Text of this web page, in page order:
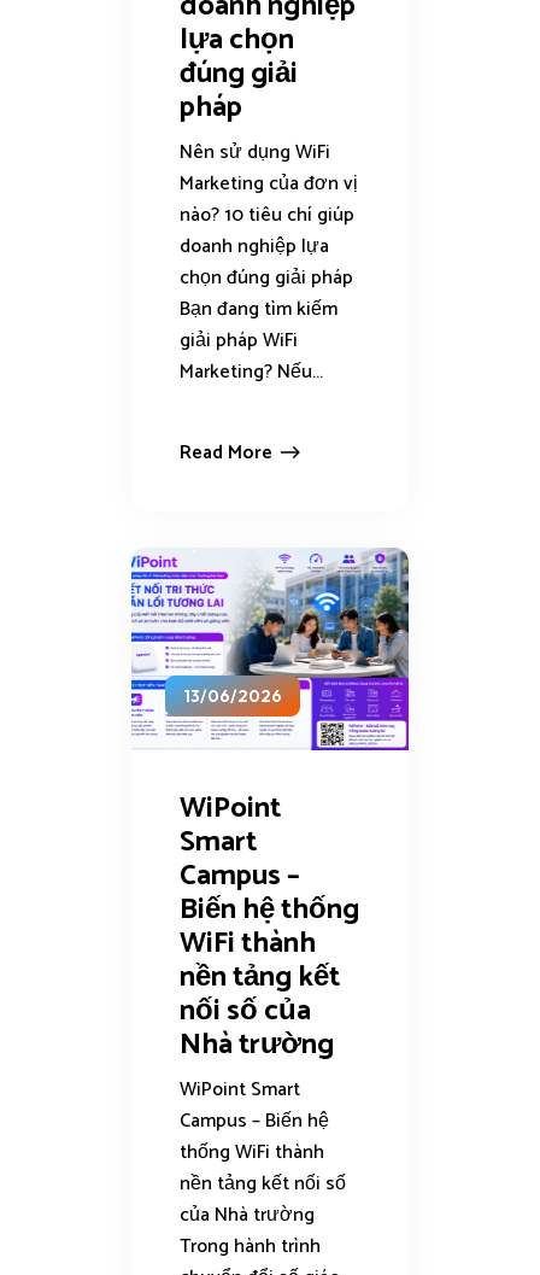
lựa chọn
đúng giải
pháp
Nên sử dụng WiFi
Marketing của đơn vị
nào? 10 tiêu chí giúp
doanh nghiệp lựa
chọn đúng giải pháp
Bạn đang tìm kiếm
giải pháp WiFi
Marketing? Nếu...
Read More
13/06/2026
WiPoint
Smart
Campus –
Biến hệ thống
WiFi thành
nền tảng kết
nối số của
Nhà trường
WiPoint Smart
Campus – Biến hệ
thống WiFi thành
nền tảng kết nối số
của Nhà trường
Trong hành trình